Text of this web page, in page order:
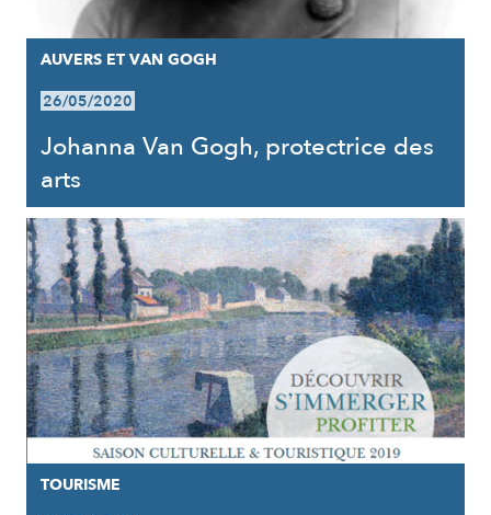
AUVERS ET VAN GOGH
26/05/2020
Johanna Van Gogh, protectrice des
arts
TOURISME